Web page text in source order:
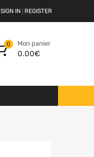
SIGN IN REGISTER
Mon panier
0.00€
0